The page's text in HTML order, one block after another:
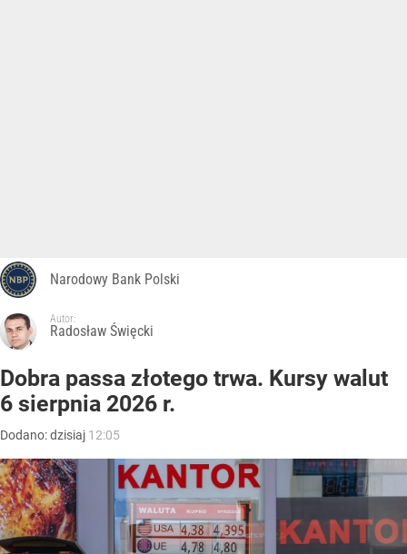
Narodowy Bank Polski
Autor:
Radosław Święcki
Dobra passa złotego trwa. Kursy walut
6 sierpnia 2026 r.
Dodano:dzisiaj 12:05